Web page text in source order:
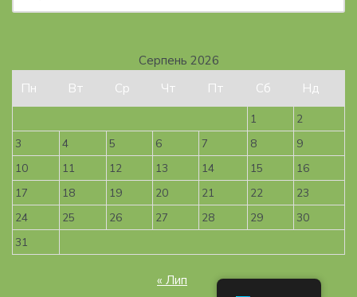
Серпень 2026
Пн
Вт Ср Чт Пт Сб Нд
1
2
3
4 5 6 7 8
9
10
11 12 13 14 15
16
17
18 19 20 21 22
23
24
25 26 27 28 29
30
31
« Лип